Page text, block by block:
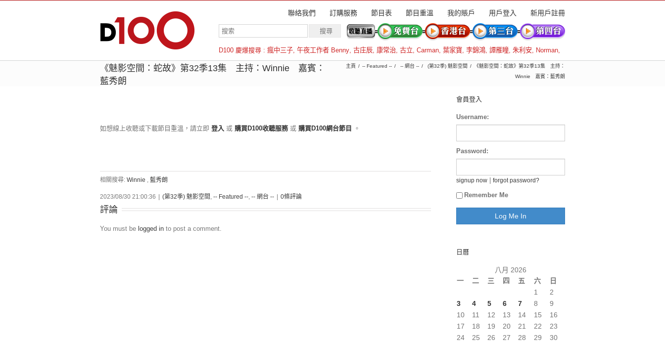
聯絡我們 訂購服務 節目表 節目重溫 我的賬戶 用戶登入 新用戶註冊
D100 慶爆搜尋 : 瘋中三子, 午夜工作者 Benny, 古庄辰, 康常治, 古立, Carman, 葉家寶, 李錦鴻, 譚雁瞳, 朱利安, Norman,
羅倫斯
《魅影空間：蛇故》第32季13集 主持：Winnie 嘉賓：
藍秀朗
主頁 -- Featured -- -- 網台 -- (第32季) 魅影空間
《魅影空間：蛇故》第32季13集 主持：
Winnie 嘉賓：藍秀朗
如想線上收聽或下載節目重溫，請立即 登入 或 購買D100收聽服務 或 購買D100網台節目 。
相關搜尋: Winnie , 藍秀朗
2023/08/30 21:00:36 (第32季) 魅影空間 , -- Featured --, -- 網台 -- 0條評論
評論
You must be logged in to post a comment.
會員登入
Username:
Password:
signup now forgot password?
Remember Me
日曆
八月 2026
一
二 三 四 五 六 日
1
2
3
4 5 6 7 8
9
10
11 12 13 14 15
16
17
18 19 20 21 22
23
24
25 26 27 28 29
30